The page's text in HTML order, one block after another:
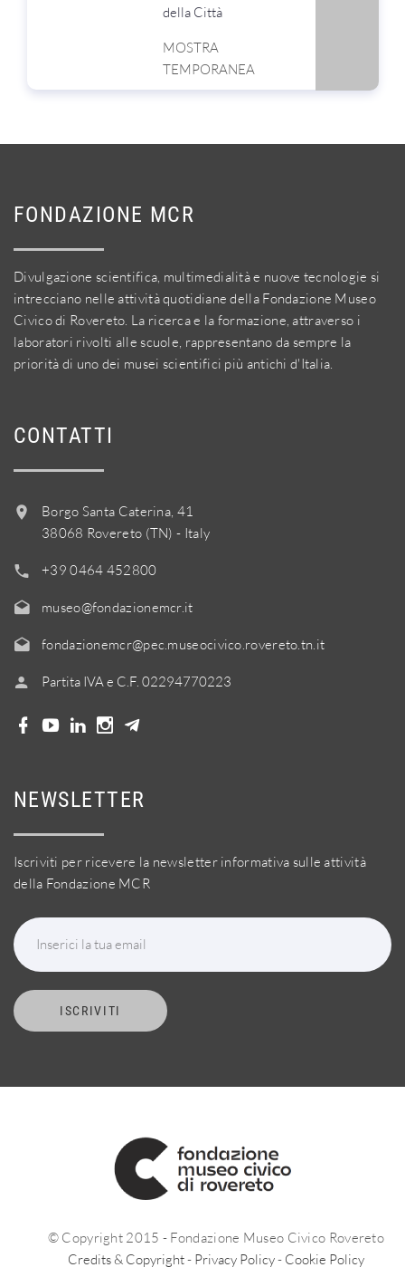
della Città
MOSTRA
TEMPORANEA
FONDAZIONE MCR
Divulgazione scientifica, multimedialità e nuove tecnologie si
intrecciano nelle attività quotidiane della Fondazione Museo
Civico di Rovereto. La ricerca e la formazione, attraverso i
laboratori rivolti alle scuole, rappresentano da sempre la
priorità di uno dei musei scientifici più antichi d'Italia.
CONTATTI
Borgo Santa Caterina, 41
38068 Rovereto (TN) - Italy
+39 0464 452800
museo@fondazionemcr.it
fondazionemcr@pec.museocivico.rovereto.tn.it
Partita IVA e C.F. 02294770223
NEWSLETTER
Iscriviti per ricevere la newsletter informativa sulle attività
della Fondazione MCR
Inserici la tua email
ISCRIVITI
© Copyright 2015 - Fondazione Museo Civico Rovereto
Credits & Copyright- Privacy Policy- Cookie Policy